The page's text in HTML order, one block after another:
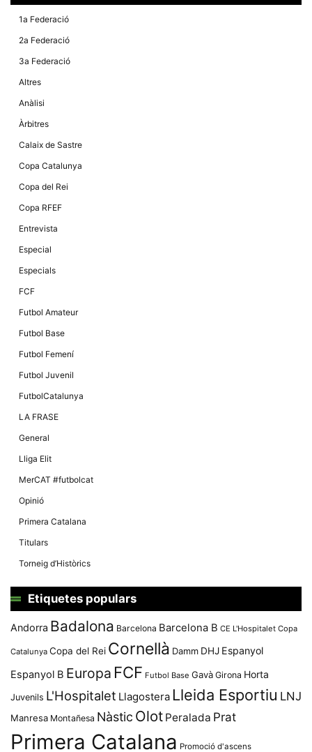
1a Federació
2a Federació
3a Federació
Altres
Anàlisi
Àrbitres
Calaix de Sastre
Copa Catalunya
Copa del Rei
Copa RFEF
Entrevista
Especial
Especials
FCF
Futbol Amateur
Futbol Base
Futbol Femení
Futbol Juvenil
FutbolCatalunya
LA FRASE
General
Lliga Elit
MerCAT #futbolcat
Opinió
Primera Catalana
Titulars
Torneig d’Històrics
Etiquetes populars
Andorra Badalona Barcelona Barcelona B CE L'Hospitalet Copa
Catalunya Copa del Rei Cornellà Damm DHJ Espanyol
Espanyol B Europa FCF Futbol Base Gavà Girona Horta
Juvenils L'Hospitalet Llagostera Lleida Esportiu LNJ
Manresa Montañesa Nàstic Olot Peralada Prat
Primera Catalana Promoció d'ascens
components